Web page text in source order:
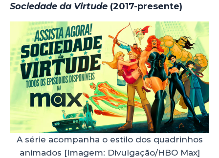
Sociedade da Virtude (2017-presente)
A série acompanha o estilo dos quadrinhos
animados [Imagem: Divulgação/HBO Max]